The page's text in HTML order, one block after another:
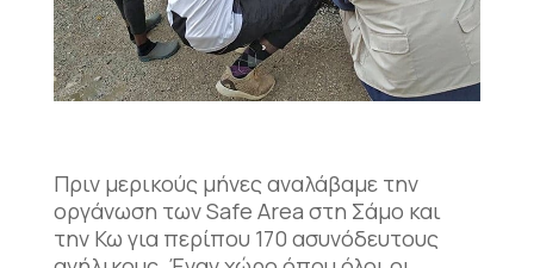
Πριν μερικούς μήνες αναλάβαμε την
οργάνωση των Safe Area στη Σάμο και
την Κω για περίπου 170 ασυνόδευτους